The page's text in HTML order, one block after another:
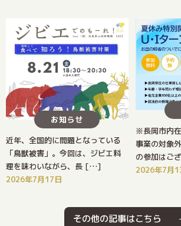
お知らせ
近年、全国的に問題となっている
「鳥獣被害」。今回は、ジビエ料
理を味わいながら、長 […]
2026年7月17日
※長岡市内
事業の対象
の参加はご
2026年7月
その他の記事はこちら